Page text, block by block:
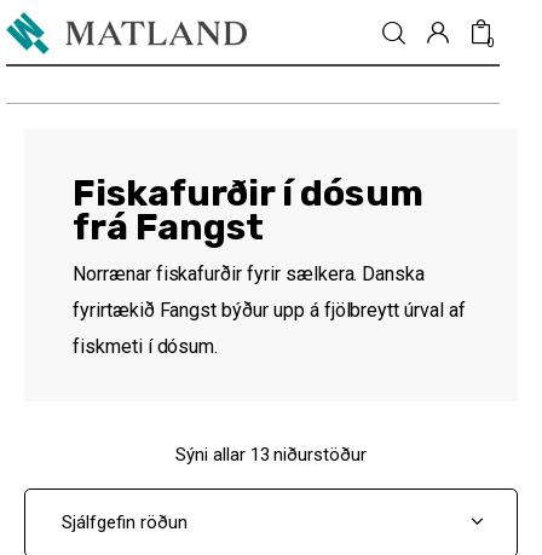
0
Fréttir
Matur & drykkur
Menning
Fólkið
Fiskafurðir í dósum
frá Fangst
Norrænar fiskafurðir fyrir sælkera. Danska
fyrirtækið Fangst býður upp á fjölbreytt úrval af
fiskmeti í dósum.
Sýni allar 13 niðurstöður